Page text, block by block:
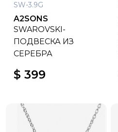
SW-3.9G
A2SONS
SWAROVSKI-
ПОДВЕСКА ИЗ
СЕРЕБРА
$ 399